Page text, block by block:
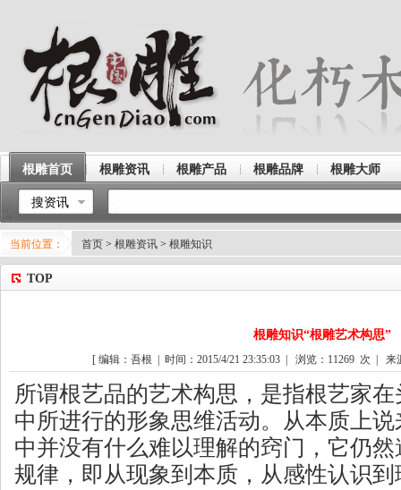
根雕首页 根雕资讯 根雕产品 根雕品牌 根雕大师
搜资讯
当前位置： 首页 > 根雕资讯 > 根雕知识
TOP
根雕知识“根雕艺术构思”
[ 编辑：吾根 | 时间：2015/4/21 23:35:03 | 浏览： 11269 次 | 来
所谓根艺品的艺术构思，是指根艺家
中所进行的形象思维活动。从本质上
中并没有什么难以理解的窍门，它仍
规律，即从现象到本质，从感性认识